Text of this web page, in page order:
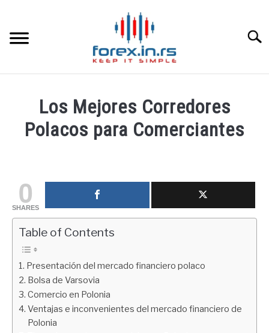
content
HOME ESPAÑOLA
LA INVERSIÓN
Los Mejores Corredores
Polacos para Comerciantes
in
Educación
financiera
0
SHARES
Table of Contents
Presentación del mercado financiero polaco
Bolsa de Varsovia
Comercio en Polonia
Ventajas e inconvenientes del mercado financiero de
Polonia